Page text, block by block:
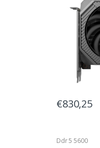
€830,25
Ddr 5 5600